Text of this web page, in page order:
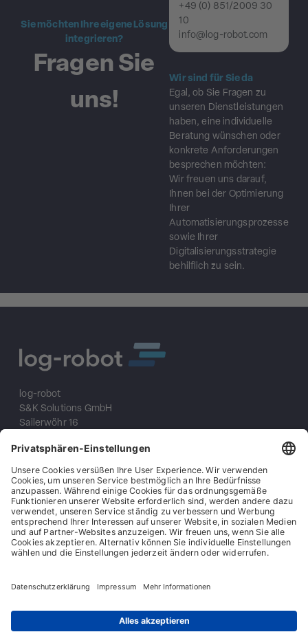
Sie möchten Ihre eigene Lösung
integrieren?
Fragen Sie
uns!
+49 (0) 851/2009 30
10
info@log-robot.com
Wir sind für Sie da
Egal, ob Sie Fragen zu
unseren Dienstleistungen
haben, eine individuelle
Beratung wünschen oder
konkrete Anforderungen
besprechen möchten:
Wir freuen uns darauf,
Ihnen bei der Optimierung
Ihrer
Automatisierungsprozesse
sowie Ihrer
Digitalisierungsstrategie
behilflich zu sein.
log-robot
S&K Solutions GmbH
Sailerwöhr 16
+49 (0) 851/2009 30 10
info@log-robot.com
Lösungen
AMR Produkte
Unternehmen
Referenzen
Datenschutz
AGB